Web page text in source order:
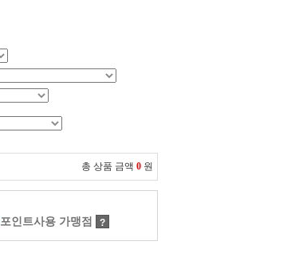
총 상품 금액 0 원
포인트사용 가맹점 ?